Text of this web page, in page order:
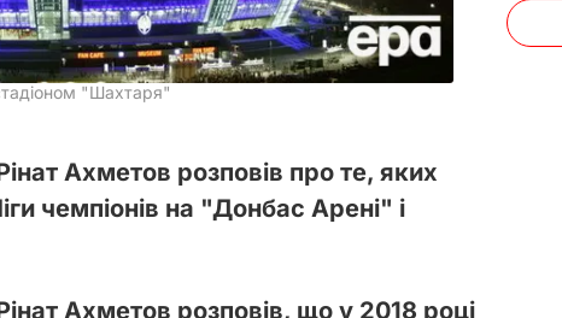
"Шахтаря"
Ахметов розповів про те, яких
чемпіонів на "Донбас Арені" і
Ахметов розповів, що у 2018 році